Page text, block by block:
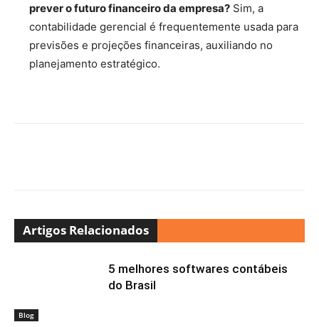
prever o futuro financeiro da empresa? Sim, a
contabilidade gerencial é frequentemente usada para
previsões e projeções financeiras, auxiliando no
planejamento estratégico.
Artigos Relacionados
Blog
5 melhores softwares contábeis
do Brasil